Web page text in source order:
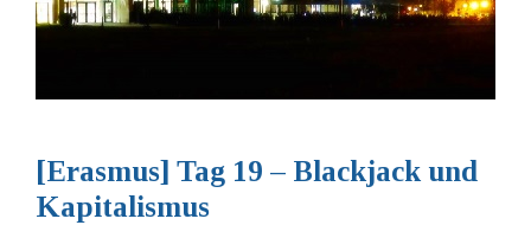
[Erasmus] Tag 19 – Blackjack und
Kapitalismus